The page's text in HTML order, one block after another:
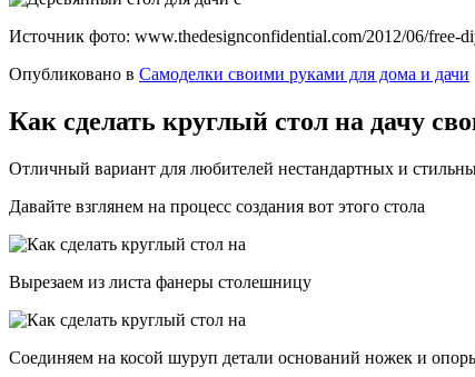
Источник фото: www.thedesignconfidential.com/2012/06/free-
Опубликовано в Самоделки своими руками для дома и дачи
Как сделать круглый стол на дачу
Отличный вариант для любителей нестандартных и
Давайте взглянем на процесс создания вот этого стола
Вырезаем из листа фанеры столешницу
Соединяем на косой шуруп детали оснований ножек и